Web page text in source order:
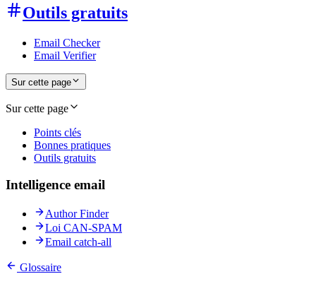
Outils gratuits
Email Checker
Email Verifier
Sur cette page
Sur cette page
Points clés
Bonnes pratiques
Outils gratuits
Intelligence email
Author Finder
Loi CAN-SPAM
Email catch-all
Glossaire